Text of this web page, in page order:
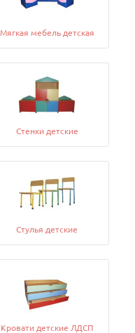
Мягкая мебель детская
Стенки детские
Стулья детские
Кровати детские ЛДСП